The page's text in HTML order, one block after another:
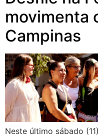
movimenta
Campinas
Neste último sábado